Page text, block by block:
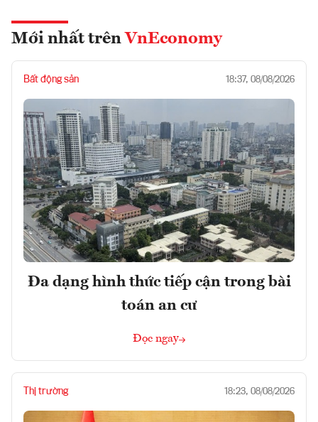
Mới nhất trên VnEconomy
Bất động sản 18:37, 08/08/2026
Đa dạng hình thức tiếp cận trong bài
toán an cư
Đọc ngay
Thị trường 18:23, 08/08/2026